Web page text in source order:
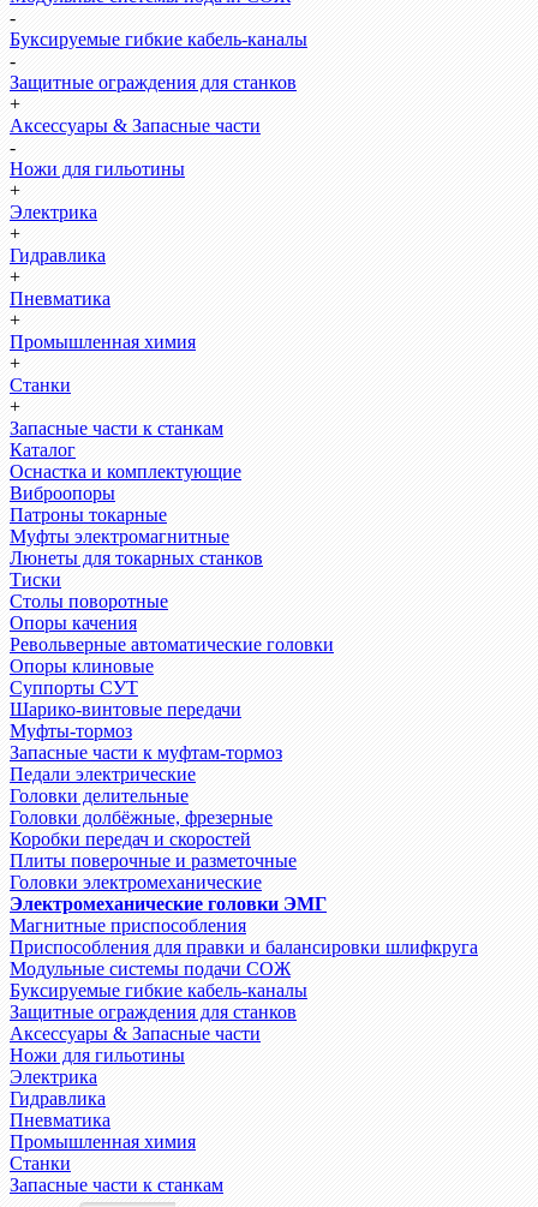
-
Буксируемые гибкие кабель-каналы
-
Защитные ограждения для станков
+
Аксессуары & Запасные части
-
Ножи для гильотины
+
Электрика
+
Гидравлика
+
Пневматика
+
Промышленная химия
+
Станки
+
Запасные части к станкам
Каталог
Оснастка и комплектующие
Виброопоры
Патроны токарные
Муфты электромагнитные
Люнеты для токарных станков
Тиски
Столы поворотные
Опоры качения
Револьверные автоматические головки
Опоры клиновые
Суппорты СУТ
Шарико-винтовые передачи
Муфты-тормоз
Запасные части к муфтам-тормоз
Педали электрические
Головки делительные
Головки долбёжные, фрезерные
Коробки передач и скоростей
Плиты поверочные и разметочные
Головки электромеханические
Электромеханические головки ЭМГ
Магнитные приспособления
Приспособления для правки и балансировки шлифкруга
Модульные системы подачи СОЖ
Буксируемые гибкие кабель-каналы
Защитные ограждения для станков
Аксессуары & Запасные части
Ножи для гильотины
Электрика
Гидравлика
Пневматика
Промышленная химия
Станки
Запасные части к станкам